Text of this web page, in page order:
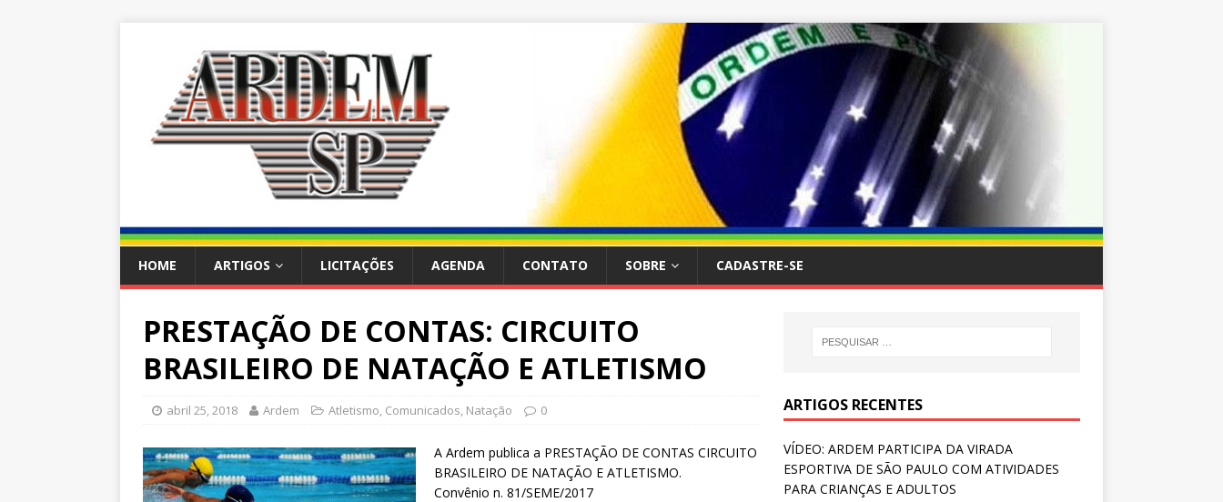
HOME ARTIGOS LICITAÇÕES AGENDA CONTATO SOBRE CADASTRE-SE
PRESTAÇÃO DE CONTAS: CIRCUITO
BRASILEIRO DE NATAÇÃO E ATLETISMO
abril 25, 2018 Ardem Atletismo, Comunicados, Natação 0
A Ardem publica a PRESTAÇÃO DE CONTAS CIRCUITO
BRASILEIRO DE NATAÇÃO E ATLETISMO.
Convênio n. 81/SEME/2017
ARTIGOS RECENTES
VÍDEO: ARDEM PARTICIPA DA VIRADA
ESPORTIVA DE SÃO PAULO COM ATIVIDADES
PARA CRIANÇAS E ADULTOS